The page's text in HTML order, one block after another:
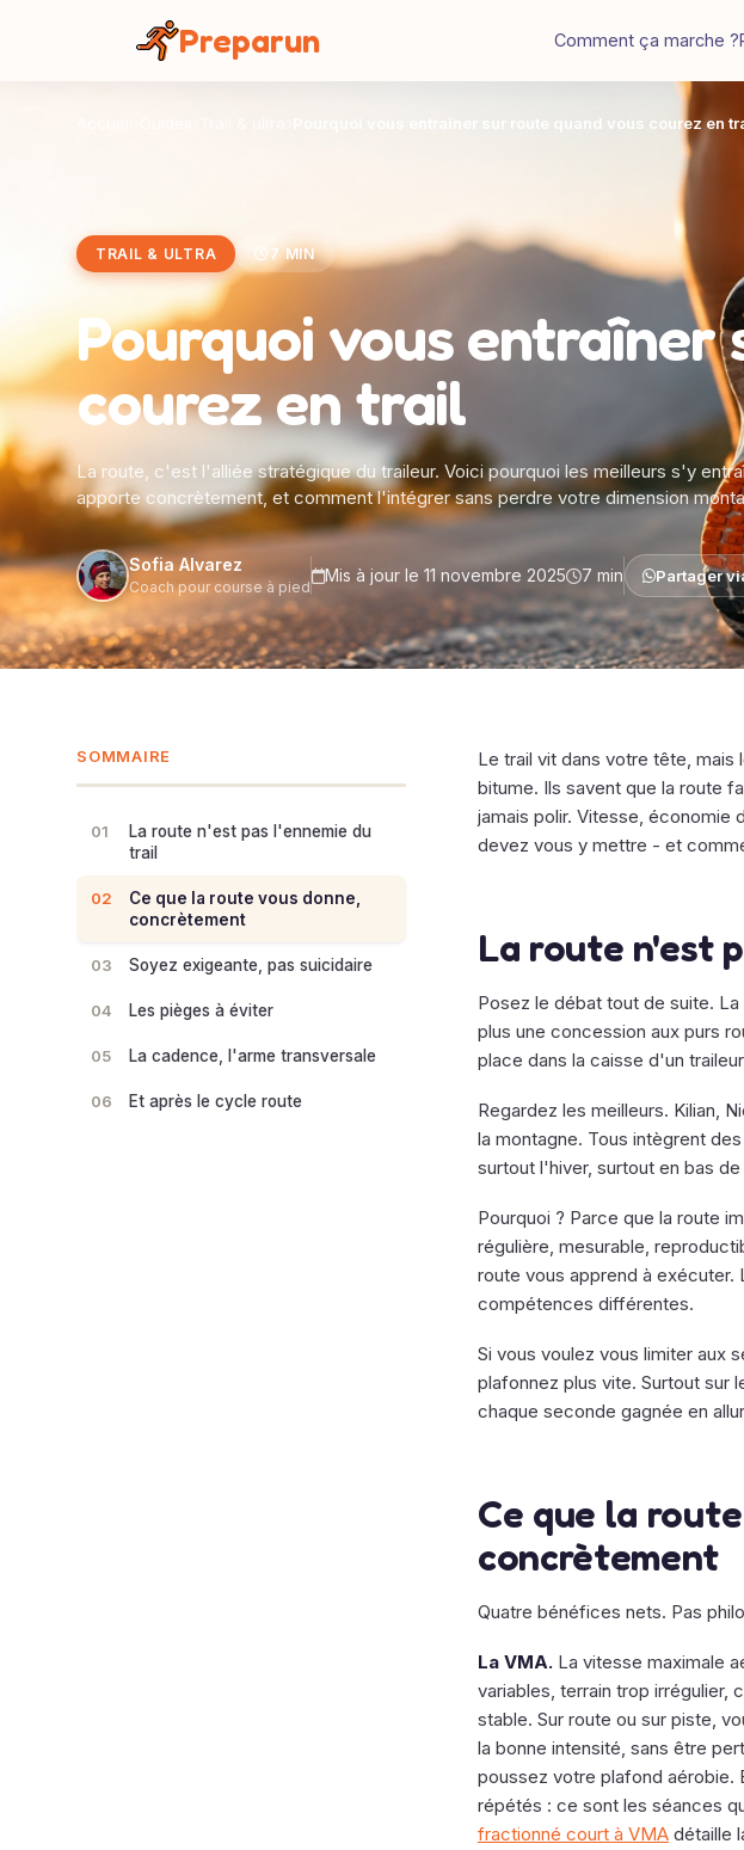
Preparun Comment ça marche ?
Pourquoi vous entraîner sur route quand vous courez en
TRAIL & ULTRA 7 MIN
Pourquoi vous entraîner
courez en trail
La route, c'est l'alliée stratégique du traileur. Voici pourquoi les meilleurs s'y
apporte concrètement, et comment l'intégrer sans perdre votre dimension
Sofia Alvarez
Coach pour course à pied
Mis à jour le 11 novembre 2025 7 min Partager
SOMMAIRE
01
La route n'est pas l'ennemie du
trail
02
Ce que la route vous donne,
concrètement
03 Soyez exigeante, pas suicidaire
04 Les pièges à éviter
05 La cadence, l'arme transversale
06 Et après le cycle route
Le trail vit dans votre tête, mais
bitume. Ils savent que la route
jamais polir. Vitesse, économie
devez vous y mettre - et
La route n'est
Posez le débat tout de suite.
plus une concession aux purs
place dans la caisse d'un
Regardez les meilleurs. Kilian,
la montagne. Tous intègrent
surtout l'hiver, surtout en bas
Pourquoi ? Parce que la route
régulière, mesurable,
route vous apprend à
compétences différentes.
Si vous voulez vous limiter aux
plafonnez plus vite. Surtout sur
chaque seconde gagnée en
Ce que la
concrètement
Quatre bénéfices nets. Pas
La VMA. La vitesse maximale
variables, terrain trop irrégulier,
stable. Sur route ou sur piste,
la bonne intensité, sans être
poussez votre plafond aérobie.
répétés : ce sont les séances
fractionné court à VMA détaille